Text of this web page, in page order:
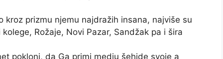
prizmu njemu najdražih insana, najviše su
Rožaje, Novi Pazar, Sandžak pa i šira
pokloni, da Ga primi medju šehide svoje a